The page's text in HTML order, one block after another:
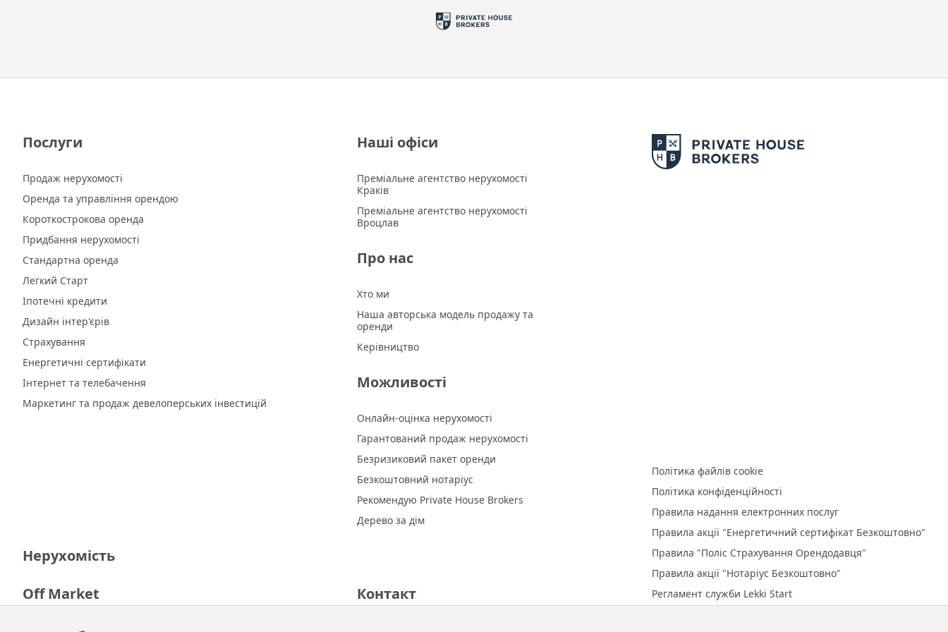
Послуги
Продаж нерухомості
Оренда та управління орендою
Короткострокова оренда
Придбання нерухомості
Стандартна оренда
Легкий Старт
Іпотечні кредити
Дизайн інтер'єрів
Страхування
Енергетичні сертифікати
Інтернет та телебачення
Маркетинг та продаж девелоперських інвестицій
Наші офіси
Преміальне агентство нерухомості
Краків
Преміальне агентство нерухомості
Вроцлав
Про нас
Хто ми
Наша авторська модель продажу та
оренди
Керівництво
Можливості
Онлайн-оцінка нерухомості
Гарантований продаж нерухомості
Безризиковий пакет оренди
Безкоштовний нотаріус
Рекомендую Private House Brokers
Дерево за дім
Нерухомість
Off Market
Контакт
Політика файлів cookie
Політика конфіденційності
Правила надання електронних послуг
Правила акції "Енергетичний сертифікат Безкоштовно"
Правила "Поліс Страхування Орендодавця"
Правила акції "Нотаріус Безкоштовно"
Регламент служби Lekki Start